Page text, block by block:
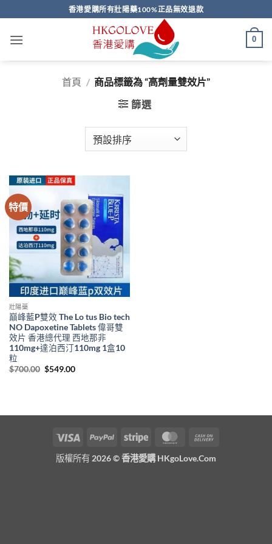
to
content
香港愛購所有壯陽藥100%正品無效退款
0
首頁 / 商品標籤為 “高劑量雙效片”
篩選
特價
壯陽藥
巔峰藍P雙效 The Lo tus Bio tech
NO Dapoxetine Tablets 偉哥雙
效片 香港總代理 西地那非
110mg+達泊西汀110mg 1盒10
粒
$700.00 Original
$549.00Current
Visa PayPal Stripe MasterCard
版權所有 2026 ©香港愛購 HKgoLove.Com